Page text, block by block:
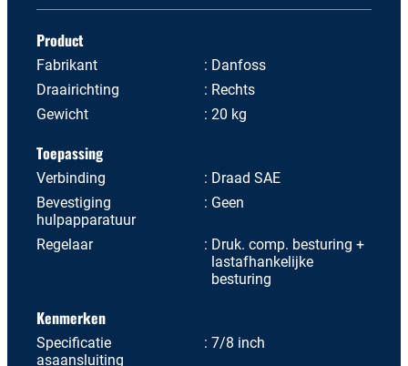
Product
Fabrikant
Danfoss
Draairichting
Rechts
Gewicht
20 kg
Toepassing
Verbinding
Draad SAE
Bevestiging
hulpapparatuur
Geen
Regelaar
Druk. comp. besturing +
lastafhankelijke
besturing
Kenmerken
Specificatie
asaansluiting
7/8 inch